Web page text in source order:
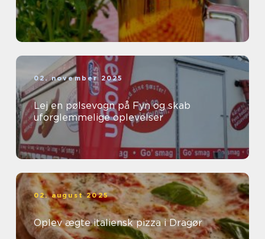
02. november 2025
Lej en pølsevogn på Fyn og skab
uforglemmelige oplevelser
02. august 2025
Oplev ægte italiensk pizza i Dragør